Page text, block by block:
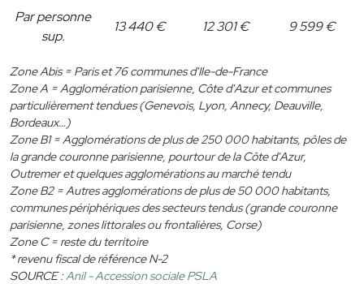
Par personne
sup.
13 440 € 12 301 € 9 599 €
Zone Abis = Paris et 76 communes d'Ile-de-France
Zone A = Agglomération parisienne, Côte d'Azur et communes
particulièrement tendues (Genevois, Lyon, Annecy, Deauville,
Bordeaux…)
Zone B1 = Agglomérations de plus de 250 000 habitants, pôles de
la grande couronne parisienne, pourtour de la Côte d'Azur,
Outremer et quelques agglomérations au marché tendu
Zone B2 = Autres agglomérations de plus de 50 000 habitants,
communes périphériques des secteurs tendus (grande couronne
parisienne, zones littorales ou frontalières, Corse)
Zone C = reste du territoire
* revenu fiscal de référence N-2
SOURCE : Anil - Accession sociale PSLA